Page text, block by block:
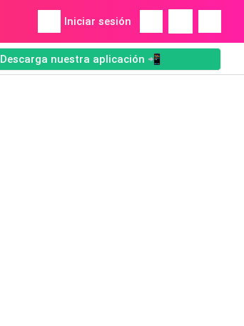
Iniciar sesión
Descarga nuestra aplicación 📲